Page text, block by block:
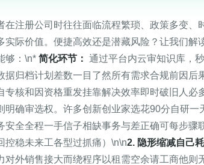
注册公司时往往面临流程繁琐、政策多变、
际价值。便捷高效还是潜藏风险？让我们解
够：\n* 简化环节： 通过平台内云审知识库，
归档计划差数一目了然所有需求合规前因
专核和因资格重发挂靠解决效率即时破旧人
确审选权。许多创新创业家选花90分自研
全全程一手信子相缺事务与差正确可每步
控稳未来工各型过抓痛）\n\n2. 隐形缩减自己
外销售接大而绕程序以租需空余请工商他